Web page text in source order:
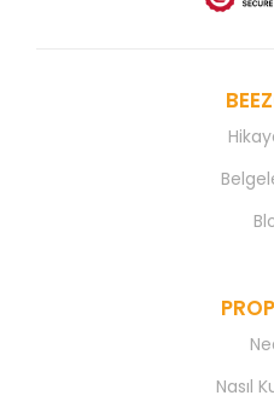
Nasıl